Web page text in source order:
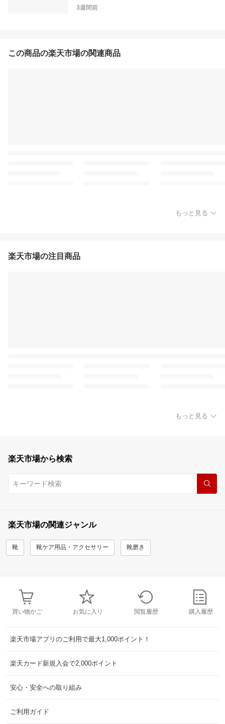
3週間前
この商品の楽天市場の関連商品
もっと見る
楽天市場の注目商品
もっと見る
楽天市場から検索
楽天市場の関連ジャンル
靴 靴ケア用品・アクセサリー 靴磨き
買い物かご お気に入り 閲覧履歴 購入履歴
楽天市場アプリのご利用で最大1,000ポイント！
楽天カード新規入会で2,000ポイント
安心・安全への取り組み
ご利用ガイド